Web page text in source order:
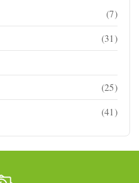
(7)
(31)
(25)
(41)